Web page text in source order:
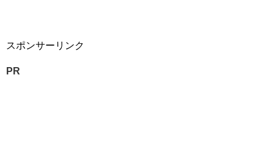
スポンサーリンク
PR